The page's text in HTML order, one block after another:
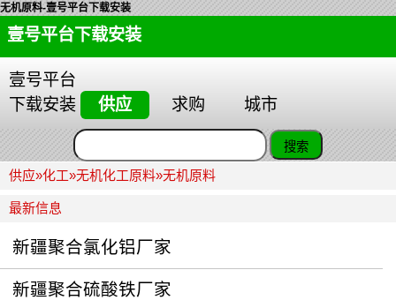
无机原料-壹号平台下载安装
壹号平台下载安装
壹号平台
下载安装
供应 求购 城市
供应»化工»无机化工原料»无机原料
最新信息
新疆聚合氯化铝厂家
新疆聚合硫酸铁厂家